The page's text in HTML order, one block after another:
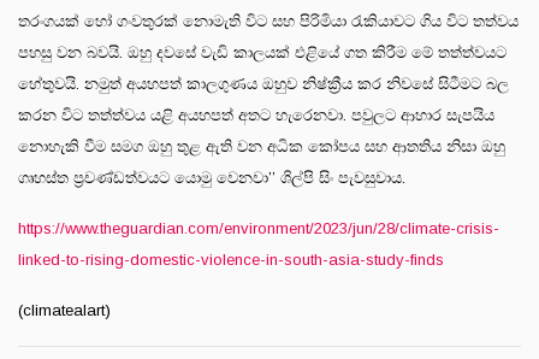
තරංගයක් හෝ ගංවතුරක් නොමැති විට සහ පිරිමියා රැකියාවට ගිය විට තත්වය
පහසු වන බවයි. ඔහු දවසේ වැඩි කාලයක් එළියේ ගත කිරීම මේ තත්ත්වයට
හේතුවයි. නමුත් අයහපත් කාලගුණය ඔහුව නිෂ්ක්‍රීය කර නිවසේ සිටීමට බල
කරන විට තත්ත්වය යළි අයහපත් අතට හැරෙනවා. පවුලට ආහාර සැපයිය
නොහැකි වීම සමග ඔහු තුළ ඇති වන අධික කෝපය සහ ආතතිය නිසා ඔහු
ගෘහස්ත ප්‍රචණ්ඩත්වයට යොමු වෙනවා’’ ශිල්පි සිං පැවසුවාය.
https://www.theguardian.com/environment/2023/jun/28/climate-crisis-
linked-to-rising-domestic-violence-in-south-asia-study-finds
(climatealart)